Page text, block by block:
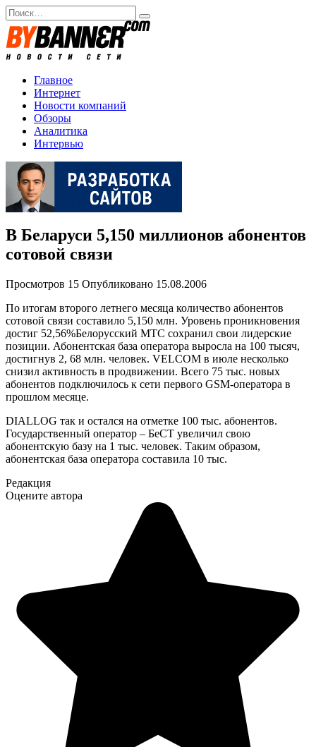
Перейти
к
содержанию
Search
for:
Главное
Интернет
Новости компаний
Обзоры
Аналитика
Интервью
В Беларуси 5,150 миллионов абонентов
сотовой связи
Просмотров 15 Опубликовано 15.08.2006
По итогам второго летнего месяца количество абонентов
сотовой связи составило 5,150 млн. Уровень проникновения
достиг 52,56%Белорусский МТС сохранил свои лидерские
позиции. Абонентская база оператора выросла на 100 тысяч,
достигнув 2, 68 млн. человек. VELCOM в июле несколько
снизил активность в продвижении. Всего 75 тыс. новых
абонентов подключилось к сети первого GSM-оператора в
прошлом месяце.
DIALLOG так и остался на отметке 100 тыс. абонентов.
Государственный оператор – БеСТ увеличил свою
абонентскую базу на 1 тыс. человек. Таким образом,
абонентская база оператора составила 10 тыс.
Редакция
Оцените автора